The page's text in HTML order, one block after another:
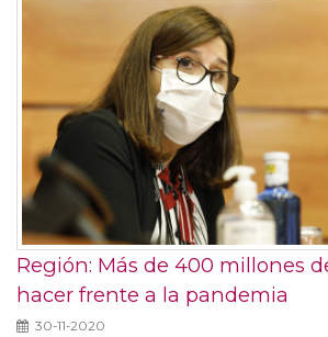
Región: Más de 400 millones
hacer frente a la pandemia
30-11-2020